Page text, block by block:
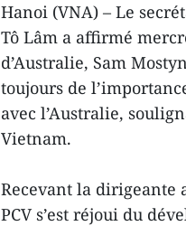
Hanoi (VNA) – Le
Tô Lâm a affirmé
d’Australie, Sam
toujours de
avec l’Australie,
Vietnam.
Recevant la dirigeante
PCV s’est réjoui du